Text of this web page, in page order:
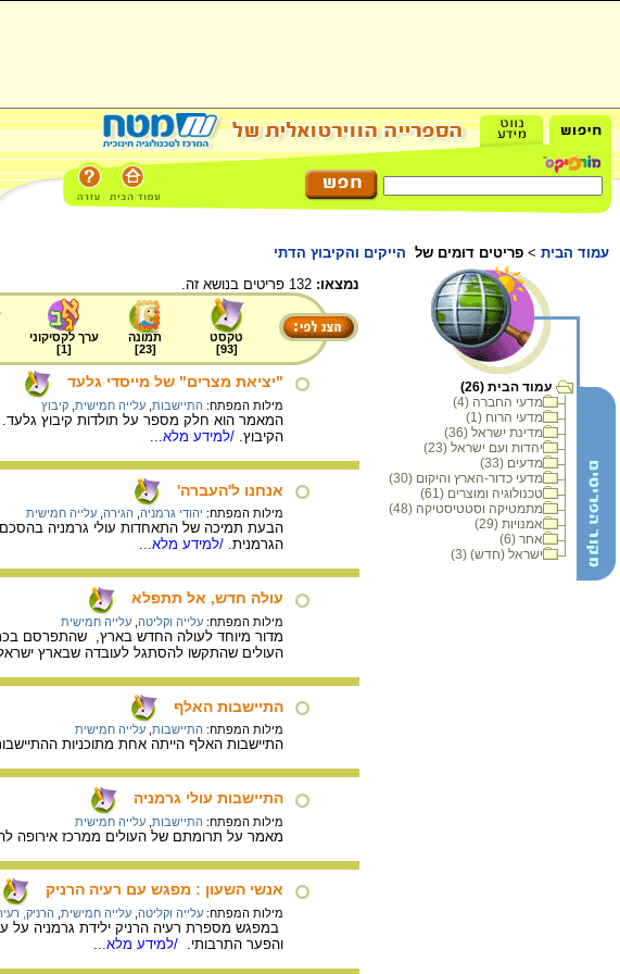
עמוד הבית > פריטים דומים של הייקים והקיבוץ הדתי
עמוד הבית (26)
מדעי החברה (4)
מדעי הרוח (1)
מדינת ישראל (36)
יהדות ועם ישראל (23)
מדעים (33)
מדעי כדור-הארץ והיקום (30)
טכנולוגיה ומוצרים (61)
מתמטיקה וסטטיסטיקה (48)
אמנויות (29)
אחר (6)
ישראל (חדש) (3)
נמצאו:
טקסט
[
93
]
תמונה
[
23
]
ערך לקסיקוני
[
1
]
"יציאת מצרים" של מייסדי גלעד
מילות המפתח: התיישבות עלייה חמישית קיבוץ
המאמר הוא חלק מספר על תולדות קיבוץ גלעד.
הקיבוץ. /למידע מלא...
אנחנו ל'העברה'
מילות המפתח: יהודי גרמניה הגירה עלייה חמישית
הבעת תמיכה של התאחדות עולי גרמניה בהסכם
הגרמנית. /למידע מלא...
עולה חדש, אל תתפלא
מילות המפתח: עלייה וקליטה עלייה חמישית
מדור מיוחד לעולה החדש בארץ, שהתפרסם
העולים שהתקשו להסתגל לעובדה שבארץ ישראל
התיישבות האלף
מילות המפתח: התיישבות עלייה חמישית
התיישבות האלף הייתה אחת מתוכניות ההתיישבות בעליה החמישית. התכנית הייתה
התיישבות עולי גרמניה
מילות המפתח: התיישבות עלייה חמישית
מאמר על תרומתם של העולים ממרכז אירופה
אנשי השעון : מפגש עם רעיה הרניק
מילות המפתח: עלייה וקליטה עלייה חמישית הרניק,
במפגש מספרת רעיה הרניק ילידת גרמניה על
והפער התרבותי.
/למידע מלא...